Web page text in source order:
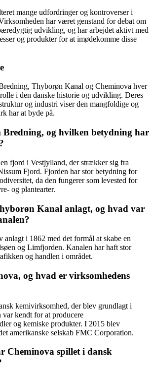
mange udfordringer og kontroverser i
har været genstand for debat om
udvikling, og har arbejdet aktivt med
og produkter for at imødekomme disse
Thyborøn Kanal og Cheminova hver
i den danske historie og udvikling. Deres
og industri viser den mangfoldige og
har at byde på.
Bredning, og hvilken betydning har
fjord i Vestjylland, der strækker sig fra
Fjord. Fjorden har stor betydning for
da den fungerer som levested for
og plantearter.
Kanal anlagt, og hvad var
i 1862 med det formål at skabe en
og Limfjorden. Kanalen har haft stor
og handlen i området.
og hvad er virksomhedens
kemivirksomhed, der blev grundlagt i
kendt for at producere
og kemiske produkter. I 2015 blev
amerikanske selskab FMC Corporation.
Cheminova spillet i dansk